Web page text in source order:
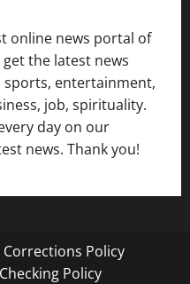
online news portal of
the latest news
entertainment,
job, spirituality.
day on our
news. Thank you!
Corrections Policy
Policy